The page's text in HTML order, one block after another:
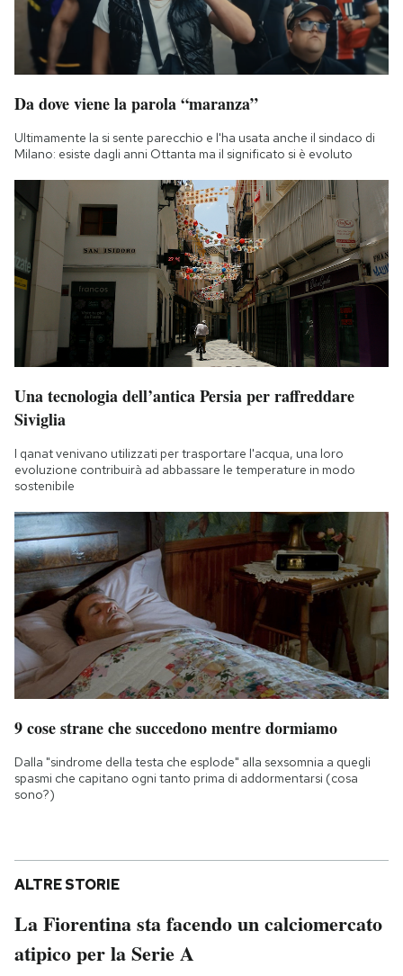
Da dove viene la parola “maranza”
Ultimamente la si sente parecchio e l'ha usata anche il sindaco di
Milano: esiste dagli anni Ottanta ma il significato si è evoluto
Una tecnologia dell’antica Persia per raffreddare
Siviglia
I qanat venivano utilizzati per trasportare l'acqua, una loro
evoluzione contribuirà ad abbassare le temperature in modo
sostenibile
9 cose strane che succedono mentre dormiamo
Dalla "sindrome della testa che esplode" alla sexsomnia a quegli
spasmi che capitano ogni tanto prima di addormentarsi (cosa
sono?)
ALTRE STORIE
La Fiorentina sta facendo un calciomercato
atipico per la Serie A